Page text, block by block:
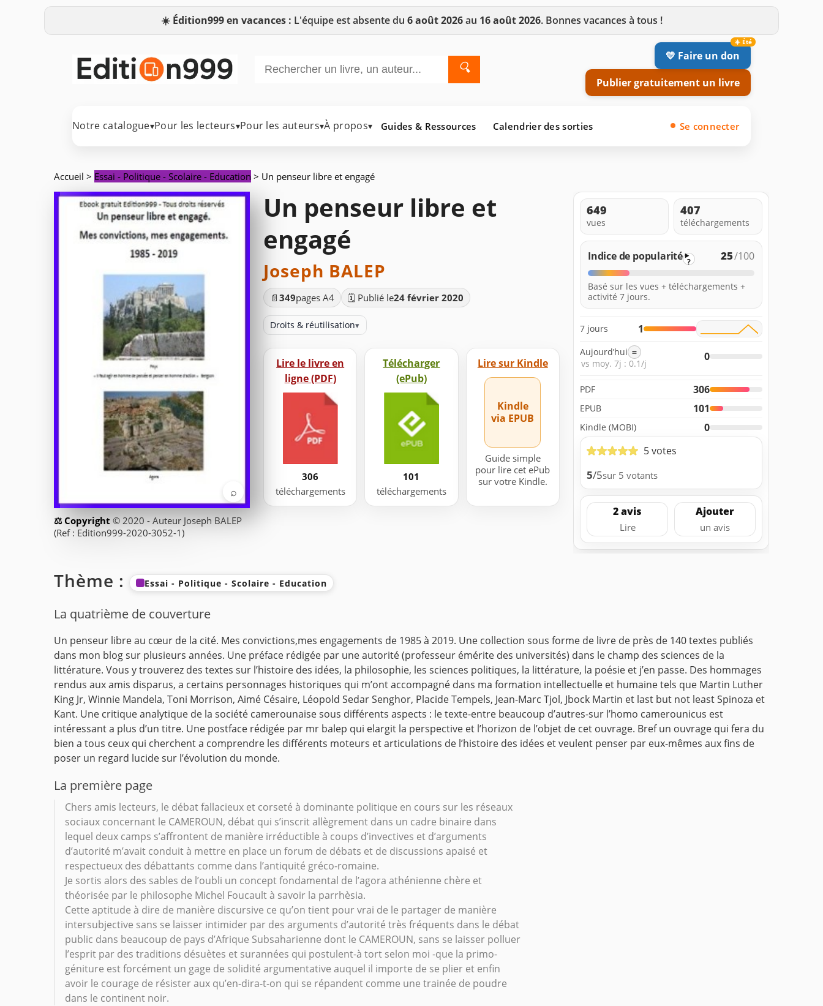
☀️ Édition999 en vacances : L'équipe est absente du 6 août 2026au 16 août 2026. Bonnes vacances à tous !
🔍
💛 Faire un don
Publier gratuitement un livre
Notre catalogue▾Pour les lecteurs▾Pour les auteurs▾À propos▾ Guides & Ressources Calendrier des sorties Se connecter
Accueil > Essai - Politique - Scolaire - Education > Un penseur libre et engagé
⌕
© 2020 - Auteur Joseph BALEP
(Ref : Edition999-2020-3052-1)
Un penseur libre et
engagé
Joseph BALEP
📄 349pages A4 🗓️ Publié le24 février 2020
Droits & réutilisation▾
Lire le livre en
ligne (PDF)
306
téléchargements
Télécharger
(ePub)
101
téléchargements
Lire sur Kindle
Kindle
via EPUB
Guide simple
pour lire cet ePub
sur votre Kindle.
649
vues
407
téléchargements
Indice de popularité ? 25/100
Basé sur les vues + téléchargements +
activité 7 jours.
7 jours 1
Aujourd’hui =
vs moy. 7j : 0.1/j
0
PDF 306
EPUB 101
Kindle (MOBI)
0
5 votes
5/5sur 5 votants
2 avis
Lire
Ajouter
un avis
Thème : Essai - Politique - Scolaire - Education
La quatrième de couverture
Un penseur libre au cœur de la cité. Mes convictions,mes engagements de 1985 à 2019. Une collection sous forme de livre de près de 140 textes publiés
dans mon blog sur plusieurs années. Une préface rédigée par une autorité (professeur émérite des universités) dans le champ des sciences de la
littérature. Vous y trouverez des textes sur l’histoire des idées, la philosophie, les sciences politiques, la littérature, la poésie et j’en passe. Des hommages
rendus aux amis disparus, a certains personnages historiques qui m’ont accompagné dans ma formation intellectuelle et humaine tels que Martin Luther
King Jr, Winnie Mandela, Toni Morrison, Aimé Césaire, Léopold Sedar Senghor, Placide Tempels, Jean-Marc Tjol, Jbock Martin et last but not least Spinoza et
Kant. Une critique analytique de la société camerounaise sous différents aspects : le texte-entre beaucoup d’autres-sur l’homo camerounicus est
intéressant a plus d’un titre. Une postface rédigée par mr balep qui elargit la perspective et l’horizon de l’objet de cet ouvrage. Bref un ouvrage qui fera du
bien a tous ceux qui cherchent a comprendre les différents moteurs et articulations de l’histoire des idées et veulent penser par eux-mêmes aux fins de
poser un regard lucide sur l’évolution du monde.
La première page
Chers amis lecteurs, le débat fallacieux et corseté à dominante politique en cours sur les réseaux
sociaux concernant le CAMEROUN, débat qui s’inscrit allègrement dans un cadre binaire dans
lequel deux camps s’affrontent de manière irréductible à coups d’invectives et d’arguments
d’autorité m’avait conduit à mettre en place un forum de débats et de discussions apaisé et
respectueux des débattants comme dans l’antiquité gréco-romaine.
Je sortis alors des sables de l’oubli un concept fondamental de l’agora athénienne chère et
théorisée par le philosophe Michel Foucault à savoir la parrhèsia.
Cette aptitude à dire de manière discursive ce qu’on tient pour vrai de le partager de manière
intersubjective sans se laisser intimider par des arguments d’autorité très fréquents dans le débat
public dans beaucoup de pays d’Afrique Subsaharienne dont le CAMEROUN, sans se laisser polluer
l’esprit par des traditions désuètes et surannées qui postulent-à tort selon moi -que la primo-
géniture est forcément un gage de solidité argumentative auquel il importe de se plier et enfin
avoir le courage de résister aux qu’en-dira-t-on qui se répandent comme une trainée de poudre
dans le continent noir.